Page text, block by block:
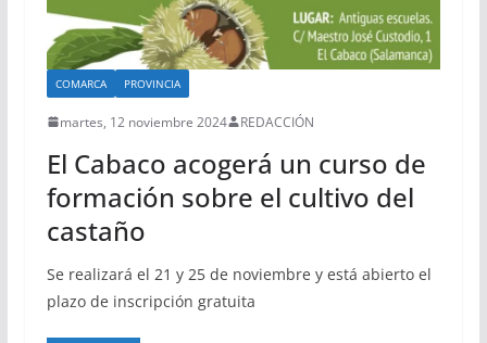
COMARCA PROVINCIA
martes, 12 noviembre 2024 REDACCIÓN
El Cabaco acogerá un curso de
formación sobre el cultivo del
castaño
Se realizará el 21 y 25 de noviembre y está abierto el
plazo de inscripción gratuita